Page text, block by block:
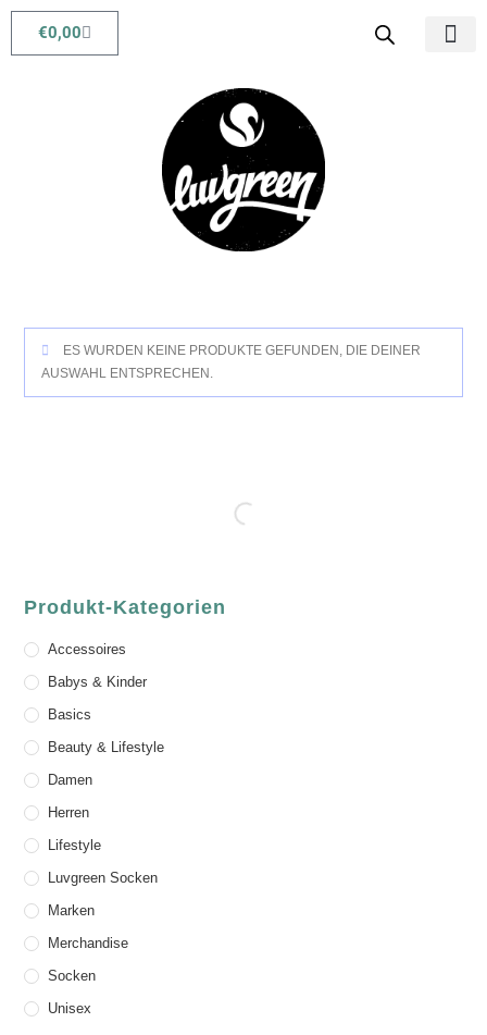
€0,00
ES WURDEN KEINE PRODUKTE GEFUNDEN, DIE DEINER
AUSWAHL ENTSPRECHEN.
Produkt-Kategorien
Accessoires
Babys & Kinder
Basics
Beauty & Lifestyle
Damen
Herren
Lifestyle
Luvgreen Socken
Marken
Merchandise
Socken
Unisex